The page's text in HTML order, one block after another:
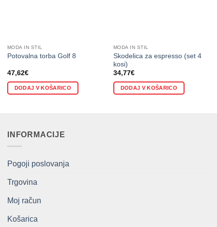
MODA IN STIL
Potovalna torba Golf 8
47,62€
DODAJ V KOŠARICO
MODA IN STIL
Skodelica za espresso (set 4
kosi)
34,77€
DODAJ V KOŠARICO
INFORMACIJE
Pogoji poslovanja
Trgovina
Moj račun
Košarica